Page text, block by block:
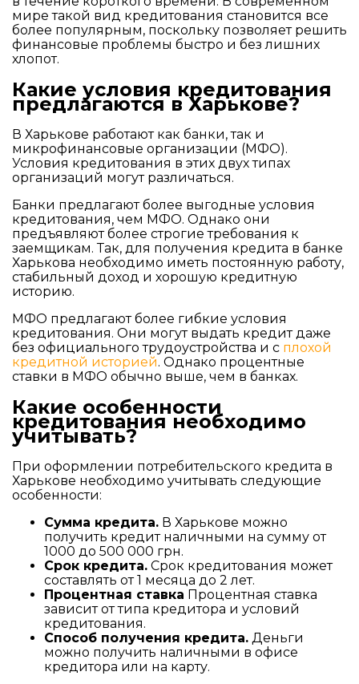
мире такой вид кредитования становится все
более популярным, поскольку позволяет решить
финансовые проблемы быстро и без лишних
хлопот.
Какие условия кредитования
предлагаются в Харькове?
В Харькове работают как банки, так и
микрофинансовые организации (МФО).
Условия кредитования в этих двух типах
организаций могут различаться.
Банки предлагают более выгодные условия
кредитования, чем МФО. Однако они
предъявляют более строгие требования к
заемщикам. Так, для получения кредита в банке
Харькова необходимо иметь постоянную работу,
стабильный доход и хорошую кредитную
историю.
МФО предлагают более гибкие условия
кредитования. Они могут выдать кредит даже
без официального трудоустройства и с плохой
кредитной историей. Однако процентные
ставки в МФО обычно выше, чем в банках.
Какие особенности
кредитования необходимо
учитывать?
При оформлении потребительского кредита в
Харькове необходимо учитывать следующие
особенности:
Сумма кредита. В Харькове можно
получить кредит наличными на сумму от
1000 до 500 000 грн.
Срок кредита. Срок кредитования может
составлять от 1 месяца до 2 лет.
Процентная ставка Процентная ставка
зависит от типа кредитора и условий
кредитования.
Способ получения кредита. Деньги
можно получить наличными в офисе
кредитора или на карту.